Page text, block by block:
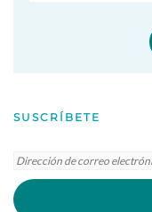
SUSCRÍBETE
Dirección
de
correo